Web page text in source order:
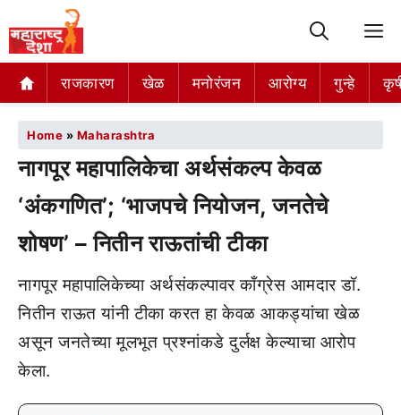
राजकारण खेळ मनोरंजन आरोग्य गुन्हे
Home » Maharashtra
​नागपूर महापालिकेचा अर्थसंकल्प केवळ
‘अंकगणित’; ‘भाजपचे नियोजन, जनतेचे
शोषण’ – नितीन राऊतांची टीका
नागपूर महापालिकेच्या अर्थसंकल्पावर काँग्रेस आमदार डॉ.
नितीन राऊत यांनी टीका करत हा केवळ आकड्यांचा खेळ
असून जनतेच्या मूलभूत प्रश्नांकडे दुर्लक्ष केल्याचा आरोप
केला.